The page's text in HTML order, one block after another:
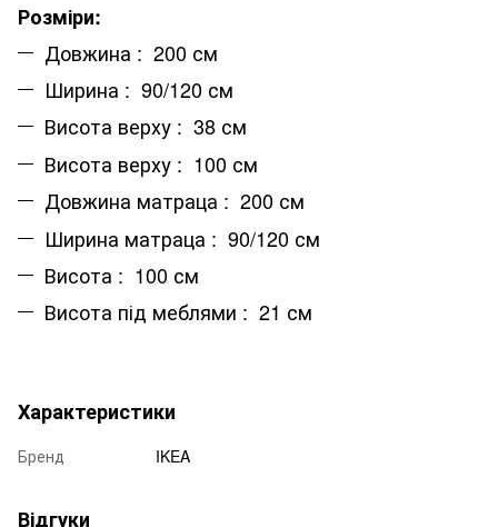
Розміри:
Довжина : 200 см
Ширина : 90/120 см
Висота верху : 38 см
Висота верху : 100 см
Довжина матраца : 200 см
Ширина матраца : 90/120 см
Висота : 100 см
Висота під меблями : 21 см
Характеристики
Бренд IKEA
Відгуки